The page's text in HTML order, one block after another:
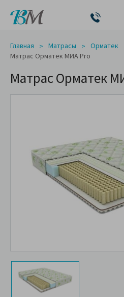
Главная Матрасы Орматек
Матрас Орматек МИА Pro
Матрас Орматек